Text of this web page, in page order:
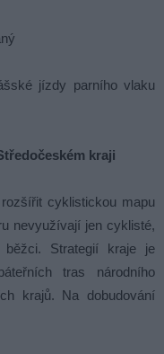
jízdy parního vlaku
kraji
cyklistickou mapu
nevyužívají jen cyklisté,
Strategií kraje je
tras národního
krajů. Na dobudování